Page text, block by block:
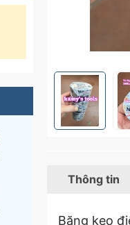
Thông tin
Băng keo